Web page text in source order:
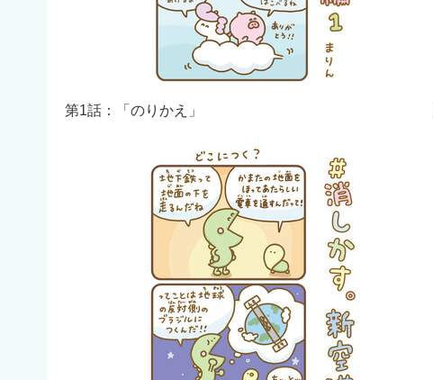
第1話：「のりかえ」